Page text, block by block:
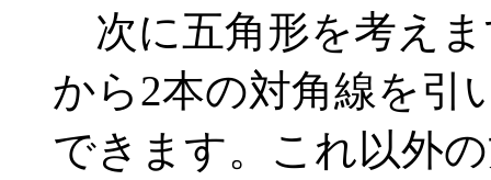
次に五角形を考えま
から2本の対角線を引
できます。これ以外